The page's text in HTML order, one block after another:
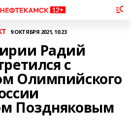
9 ОКТЯБРЯ 2021, 10:23
Радий
с
Олимпийского
Поздняковым